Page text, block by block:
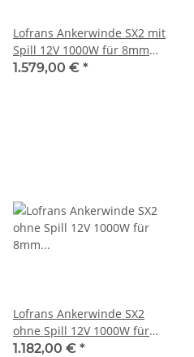
Lofrans Ankerwinde SX2 mit
Spill 12V 1000W für 8mm
Kette 636283
1.579,00 € *
Lofrans Ankerwinde SX2
ohne Spill 12V 1000W für
8mm Kette 636282
1.182,00 € *